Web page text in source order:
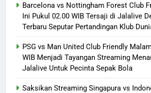
Barcelona vs Nottingham Forest Club
Ini Pukul 02.00 WIB Tersaji di Jalalive
Terbaru Seputar Pertandingan Klub
PSG vs Man United Club Friendly
WIB Menjadi Tayangan Streaming
Jalalive Untuk Pecinta Sepak Bola
Saksikan Streaming Singapura vs